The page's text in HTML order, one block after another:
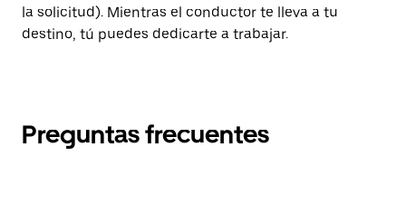
la solicitud). Mientras el conductor te lleva a tu
destino, tú puedes dedicarte a trabajar.
Preguntas frecuentes